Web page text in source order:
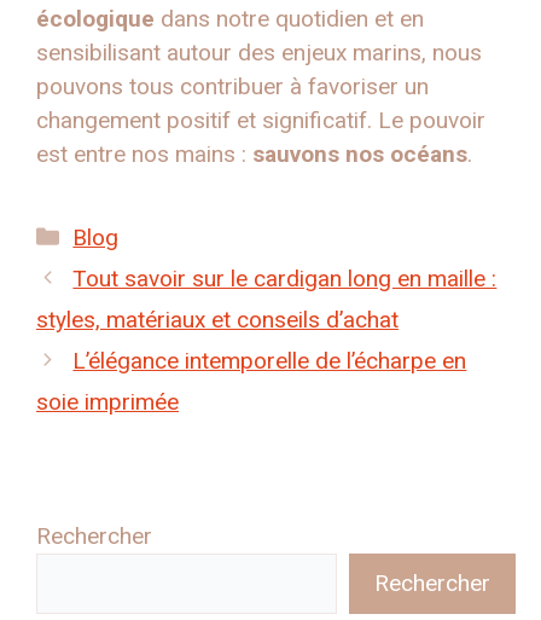
écologique dans notre quotidien et en
sensibilisant autour des enjeux marins, nous
pouvons tous contribuer à favoriser un
changement positif et significatif. Le pouvoir
est entre nos mains : sauvons nos océans.
Catégories
Blog
Tout savoir sur le cardigan long en maille :
styles, matériaux et conseils d’achat
L’élégance intemporelle de l’écharpe en
soie imprimée
Rechercher
Rechercher